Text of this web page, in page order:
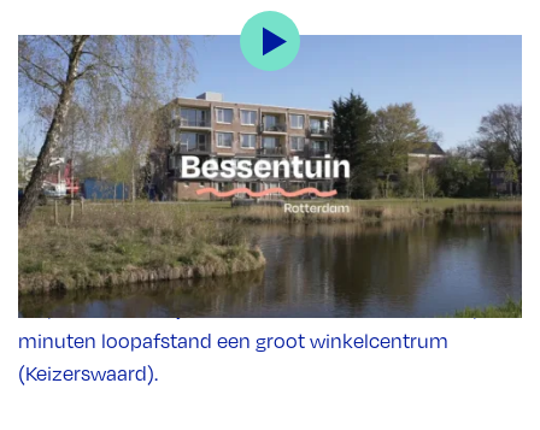
Hoe ziet de locatie eruit?
Je vindt Middin-locatie Bessentuin in de Rotterdamse
wijk IJsselmonde. Op onze woonlocatie heeft iedere
bewoner een ruim appartement. Met elkaar delen we
een tuin en een balkon. In de buurt is van alles te doen.
Ons gebouw ligt aan een groen park. Op vijf minuten
loopafstand vind je een klein winkelcentrum. En op 15
minuten loopafstand een groot winkelcentrum
(Keizerswaard).